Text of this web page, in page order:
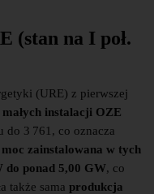
(stan na I poł.
(URE) z pierwszej
instalacji OZE
do 3 761, co oznacza
moc zainstalowana w tych
do ponad 5,00 GW, co
także sama produkcja